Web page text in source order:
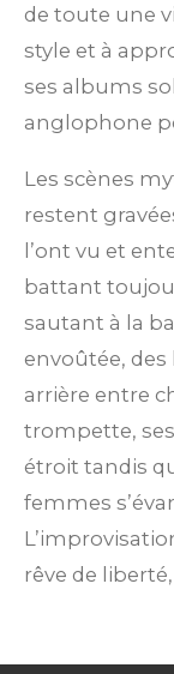
de toute une
style et à
ses albums
anglophone
Les scènes
restent
l’ont vu et
battant
sautant à la
envoûtée, des
arrière entre
trompette,
étroit tandis
femmes
rêve de